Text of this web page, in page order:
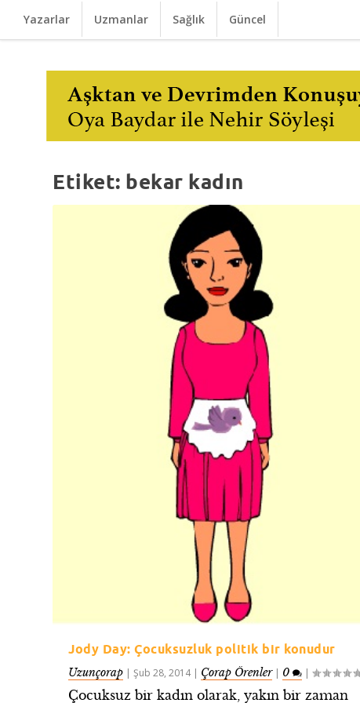
Yazarlar Uzmanlar Sağlık Güncel
Etiket: bekar kadın
Jody Day: Çocuksuzluk politik bir konudur
Uzunçorap |Şub 28, 2014| Çorap Örenler| 0 |
Çocuksuz bir kadın olarak, yakın bir zaman